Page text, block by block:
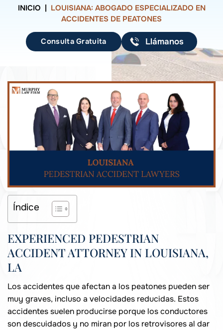
INICIO
LOUISIANA: ABOGADO ESPECIALIZADO EN
ACCIDENTES DE PEATONES
Consulta Gratuita Llámanos
Índice
EXPERIENCED PEDESTRIAN
ACCIDENT ATTORNEY IN LOUISIANA,
LA
Los accidentes que afectan a los peatones pueden ser
muy graves, incluso a velocidades reducidas. Estos
accidentes suelen producirse porque los conductores
son descuidados y no miran por los retrovisores al dar